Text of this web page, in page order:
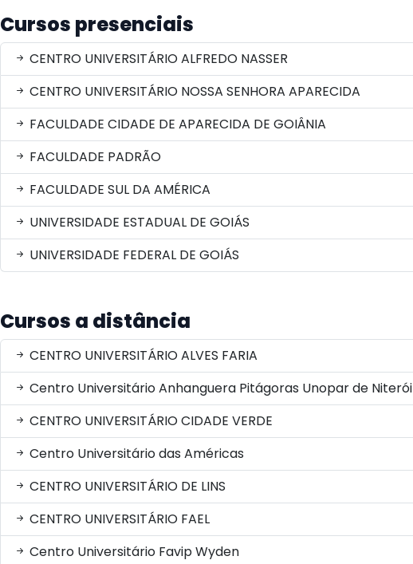
Cursos presenciais
CENTRO UNIVERSITÁRIO ALFREDO NASSER
CENTRO UNIVERSITÁRIO NOSSA SENHORA APARECIDA
FACULDADE CIDADE DE APARECIDA DE GOIÂNIA
FACULDADE PADRÃO
FACULDADE SUL DA AMÉRICA
UNIVERSIDADE ESTADUAL DE GOIÁS
UNIVERSIDADE FEDERAL DE GOIÁS
Cursos a distância
CENTRO UNIVERSITÁRIO ALVES FARIA
Centro Universitário Anhanguera Pitágoras Unopar de Niterói
CENTRO UNIVERSITÁRIO CIDADE VERDE
Centro Universitário das Américas
CENTRO UNIVERSITÁRIO DE LINS
CENTRO UNIVERSITÁRIO FAEL
Centro Universitário Favip Wyden